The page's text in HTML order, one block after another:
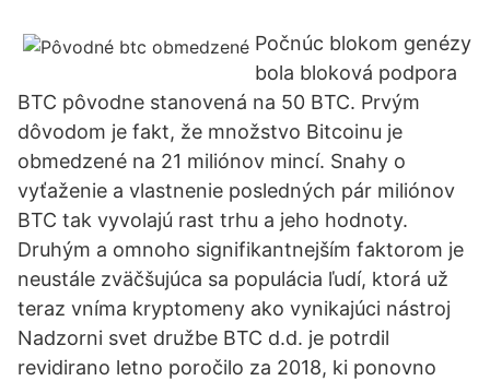
Počnúc blokom genézy
bola bloková podpora
BTC pôvodne stanovená na 50 BTC. Prvým
dôvodom je fakt, že množstvo Bitcoinu je
obmedzené na 21 miliónov mincí. Snahy o
vyťaženie a vlastnenie posledných pár miliónov
BTC tak vyvolajú rast trhu a jeho hodnoty.
Druhým a omnoho signifikantnejším faktorom je
neustále zväčšujúca sa populácia ľudí, ktorá už
teraz vníma kryptomeny ako vynikajúci nástroj
Nadzorni svet družbe BTC d.d. je potrdil
revidirano letno poročilo za 2018, ki ponovno